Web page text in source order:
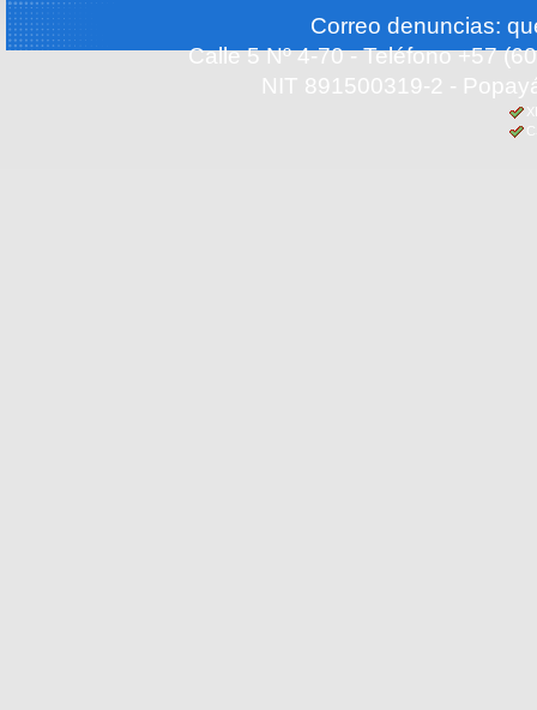
Correo denuncias:
Calle 5 Nº 4-70 - Teléfono +57
NIT 891500319-2 -